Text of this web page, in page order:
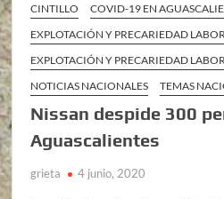
CINTILLO
COVID-19 EN
EXPLOTACIÓN Y PRECARIEDAD
EXPLOTACIÓN Y PRECARIEDAD
NOTICIAS NACIONALES
TEMAS
Nissan despide 300
Aguascalientes
grieta 4 junio, 2020